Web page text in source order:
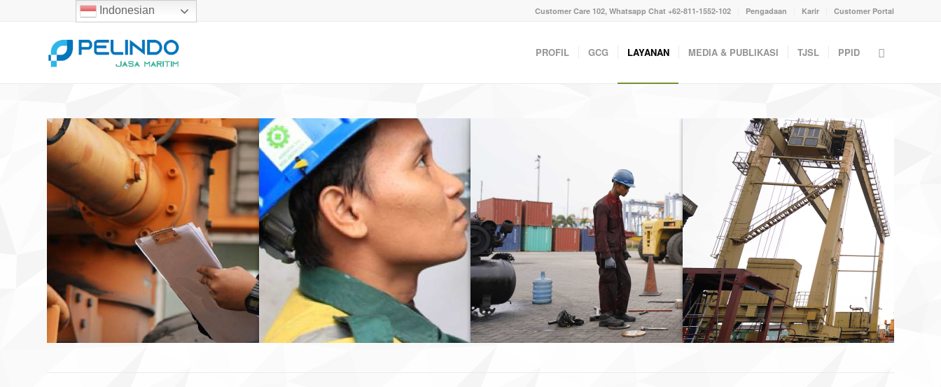
Customer Care 102, Whatsapp Chat +62-811-1552-102 Pengadaan Karir Customer Portal
PROFIL GCG LAYANAN MEDIA & PUBLIKASI TJSL PPID
Indonesian